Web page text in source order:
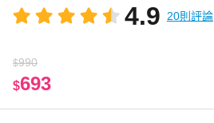
4.9 20則評論
$990
$693